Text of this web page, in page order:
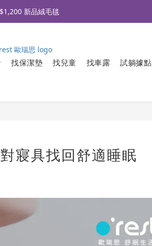
｜會員買即贈〈 購物金 〉
新品絨毛毯
找保潔墊 找兒童 找車露 試躺據點
寢具找回舒適睡眠